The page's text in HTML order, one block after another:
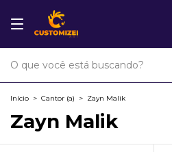
Início > Cantor (a) > Zayn Malik
Zayn Malik